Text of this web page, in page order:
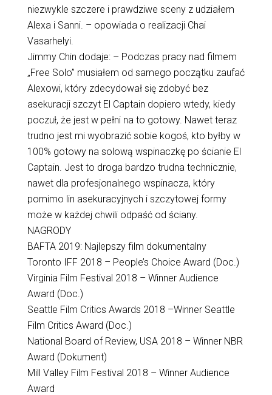
niezwykle szczere i prawdziwe sceny z udziałem
Alexa i Sanni. – opowiada o realizacji Chai
Vasarhelyi.
Jimmy Chin dodaje: – Podczas pracy nad filmem
„Free Solo” musiałem od samego początku zaufać
Alexowi, który zdecydował się zdobyć bez
asekuracji szczyt El Captain dopiero wtedy, kiedy
poczuł, że jest w pełni na to gotowy. Nawet teraz
trudno jest mi wyobrazić sobie kogoś, kto byłby w
100% gotowy na solową wspinaczkę po ścianie El
Captain. Jest to droga bardzo trudna technicznie,
nawet dla profesjonalnego wspinacza, który
pomimo lin asekuracyjnych i szczytowej formy
może w każdej chwili odpaść od ściany.
NAGRODY
BAFTA 2019: Najlepszy film dokumentalny
Toronto IFF 2018 – People’s Choice Award (Doc.)
Virginia Film Festival 2018 – Winner Audience
Award (Doc.)
Seattle Film Critics Awards 2018 –Winner Seattle
Film Critics Award (Doc.)
National Board of Review, USA 2018 – Winner NBR
Award (Dokument)
Mill Valley Film Festival 2018 – Winner Audience
Award